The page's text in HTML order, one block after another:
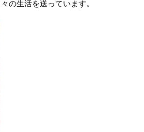
の生活を送っています。